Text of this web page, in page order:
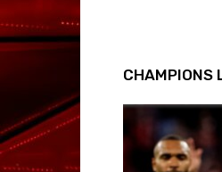
CHAMPIONS